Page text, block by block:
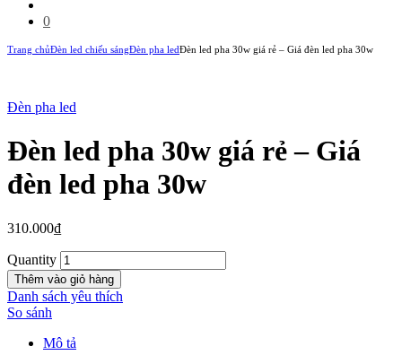
0
Trang chủĐèn led chiếu sángĐèn pha ledĐèn led pha 30w giá rẻ – Giá đèn led pha 30w
New
Đèn pha led
Đèn led pha 30w giá rẻ – Giá
đèn led pha 30w
310.000₫
Quantity
Thêm vào giỏ hàng
Danh sách yêu thích
So sánh
Mô tả